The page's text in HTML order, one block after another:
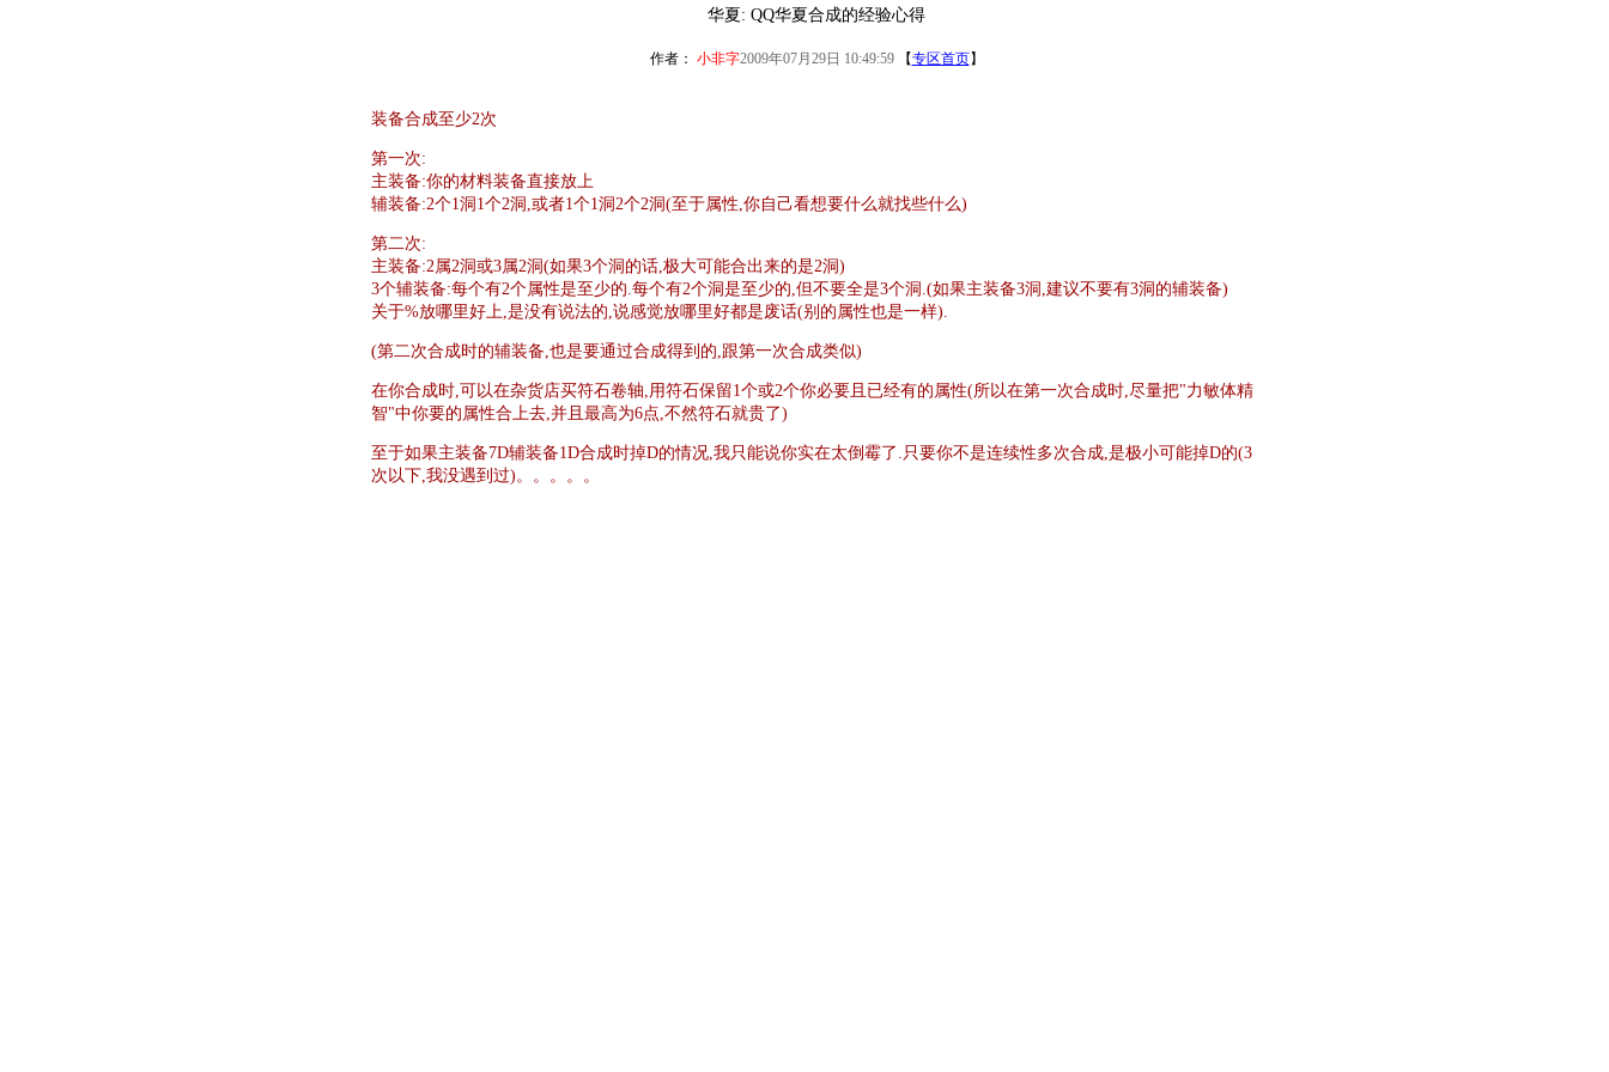
华夏: QQ华夏合成的经验心得
作者： 小非字2009年07月29日 10:49:59【专区首页】
装备合成至少2次
第一次:
主装备:你的材料装备直接放上
辅装备:2个1洞1个2洞,或者1个1洞2个2洞(至于属性,你自己看想要什么就找些什么)
第二次:
主装备:2属2洞或3属2洞(如果3个洞的话,极大可能合出来的是2洞)
3个辅装备:每个有2个属性是至少的.每个有2个洞是至少的,但不要全是3个洞.(如果主装备3洞,建议不要有3洞的辅装备)
关于%放哪里好上,是没有说法的,说感觉放哪里好都是废话(别的属性也是一样).
(第二次合成时的辅装备,也是要通过合成得到的,跟第一次合成类似)
在你合成时,可以在杂货店买符石卷轴,用符石保留1个或2个你必要且已经有的属性(所以在第一次合成时,尽量把"力敏体精
智"中你要的属性合上去,并且最高为6点,不然符石就贵了)
至于如果主装备7D辅装备1D合成时掉D的情况,我只能说你实在太倒霉了.只要你不是连续性多次合成,是极小可能掉D的(3
次以下,我没遇到过)。。。。。